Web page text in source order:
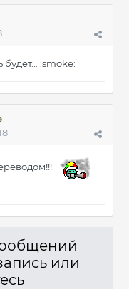
:smoke:
или